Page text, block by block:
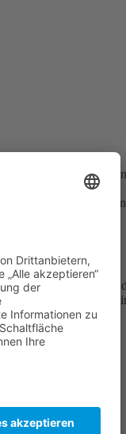
ist sogar in HTML
Tortendiagrammen
Google Nutzer über
auch von